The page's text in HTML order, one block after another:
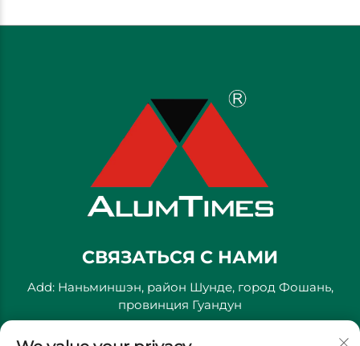
СВЯЗАТЬСЯ С НАМИ
Add: Наньминшэн, район Шунде, город Фошань,
провинция Гуандун